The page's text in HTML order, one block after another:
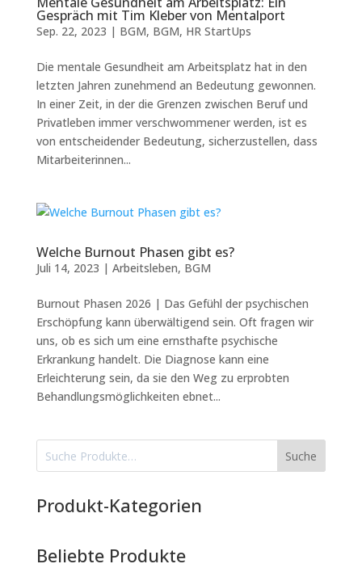
Gespräch mit Tim Kleber von Mentalport
Sep. 22, 2023 | BGM, BGM, HR StartUps
Die mentale Gesundheit am Arbeitsplatz hat in den
letzten Jahren zunehmend an Bedeutung gewonnen.
In einer Zeit, in der die Grenzen zwischen Beruf und
Privatleben immer verschwommener werden, ist es
von entscheidender Bedeutung, sicherzustellen, dass
Mitarbeiterinnen...
Welche Burnout Phasen gibt es?
Juli 14, 2023 | Arbeitsleben, BGM
Burnout Phasen 2026 | Das Gefühl der psychischen
Erschöpfung kann überwältigend sein. Oft fragen wir
uns, ob es sich um eine ernsthafte psychische
Erkrankung handelt. Die Diagnose kann eine
Erleichterung sein, da sie den Weg zu erprobten
Behandlungsmöglichkeiten ebnet...
Suche
Produkt-Kategorien
Beliebte Produkte